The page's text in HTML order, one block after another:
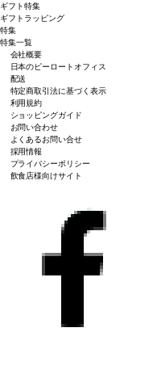
ギフト特集
ギフトラッピング
特集
特集一覧
会社概要
日本のピーロートオフィス
配送
特定商取引法に基づく表示
利用規約
ショッピングガイド
お問い合わせ
よくあるお問い合せ
採用情報
プライバシーポリシー
飲食店様向けサイト